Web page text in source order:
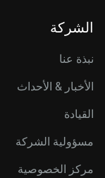
الشركة
نبذة عنا
الأخبار & الأحداث
القيادة
مسؤولية الشركة
مركز الخصوصية